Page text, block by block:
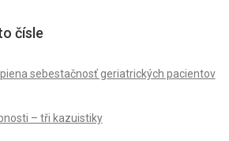
čísle
sebestačnosť geriatrických pacientov
– tři kazuistiky